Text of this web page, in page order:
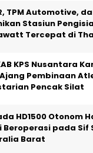
TPM Automotive,
Stasiun
Tercepat di
KPS Nusantara
Pembinaan
Pencak Silat
HD1500 Otonom
Beroperasi pada Sif
Barat